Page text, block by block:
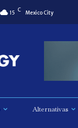
15 C Mexico City
Alternativas